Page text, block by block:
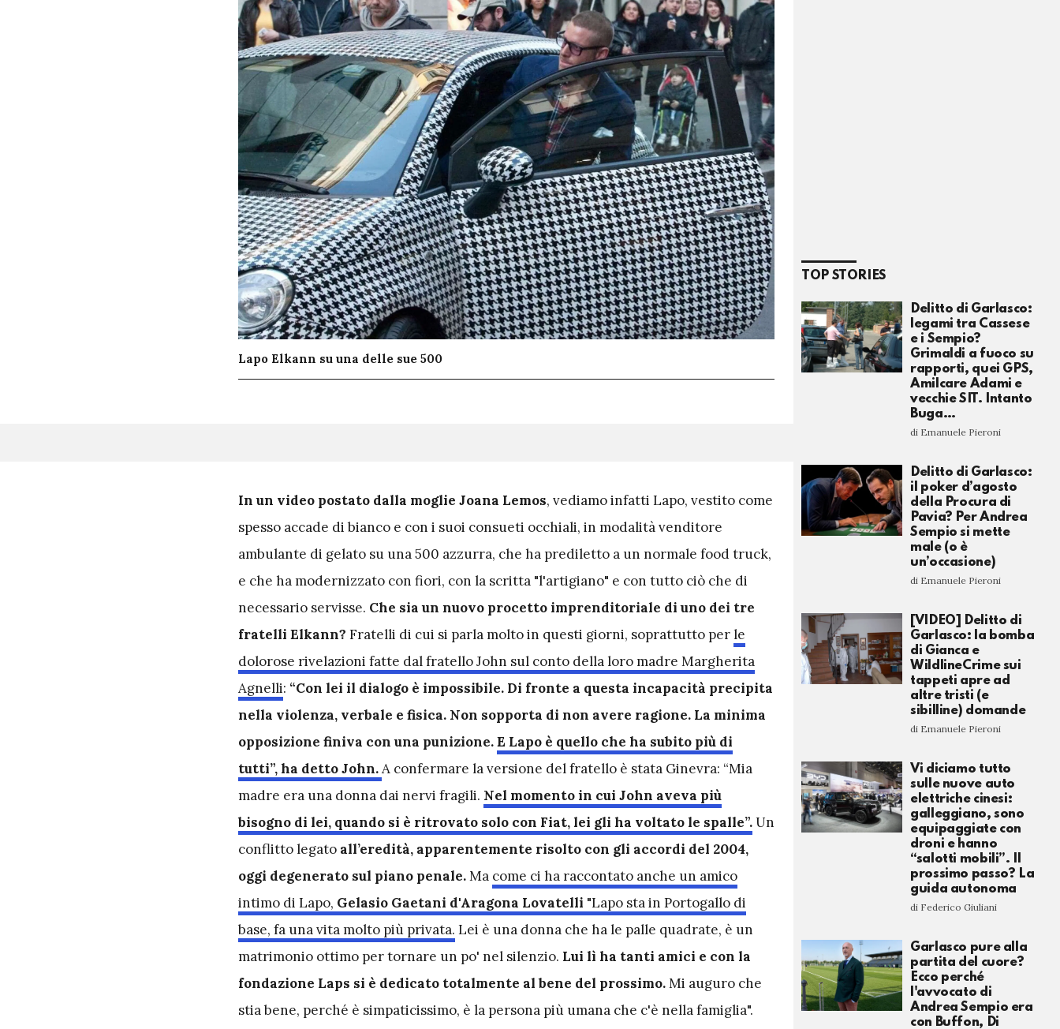
Lapo Elkann su una delle sue 500
In un video postato dalla moglie Joana Lemos, vediamo infatti Lapo, vestito come
spesso accade di bianco e con i suoi consueti occhiali, in modalità venditore
ambulante di gelato su una 500 azzurra, che ha prediletto a un normale food truck,
e che ha modernizzato con fiori, con la scritta "l'artigiano" e con tutto ciò che di
necessario servisse. Che sia un nuovo procetto imprenditoriale di uno dei tre
fratelli Elkann? Fratelli di cui si parla molto in questi giorni, soprattutto perle
dolorose rivelazioni fatte dal fratello John sul conto della loro madre Margherita
Agnelli: “Con lei il dialogo è impossibile. Di fronte a questa incapacità precipita
nella violenza, verbale e fisica. Non sopporta di non avere ragione. La minima
opposizione finiva con una punizione.E Lapo è quello che ha subito più di
tutti”, ha detto John.A confermare la versione del fratello è stata Ginevra: “Mia
madre era una donna dai nervi fragili. Nel momento in cui John aveva più
bisogno di lei, quando si è ritrovato solo con Fiat, lei gli ha voltato le spalle”.Un
conflitto legato all’eredità, apparentemente risolto con gli accordi del 2004,
oggi degenerato sul piano penale.Ma come ci ha raccontato anche un amico
intimo di Lapo, Gelasio Gaetani d'Aragona Lovatelli "Lapo sta in Portogallo di
base, fa una vita molto più privata. Lei è una donna che ha le palle quadrate, è un
matrimonio ottimo per tornare un po' nel silenzio. Lui lì ha tanti amici e con la
fondazione Laps si è dedicato totalmente al bene del prossimo.Mi auguro che
stia bene, perché è simpaticissimo, è la persona più umana che c'è nella famiglia".
TOP STORIES
Delitto di Garlasco:
legami tra Cassese
e i Sempio?
Grimaldi a fuoco su
rapporti, quei GPS,
Amilcare Adami e
vecchie SIT. Intanto
Buga…
di Emanuele Pieroni
Delitto di Garlasco:
il poker d’agosto
della Procura di
Pavia? Per Andrea
Sempio si mette
male (o è
un’occasione)
di Emanuele Pieroni
[VIDEO] Delitto di
Garlasco: la bomba
di Gianca e
WildlineCrime sui
tappeti apre ad
altre tristi (e
sibilline) domande
di Emanuele Pieroni
Vi diciamo tutto
sulle nuove auto
elettriche cinesi:
galleggiano, sono
equipaggiate con
droni e hanno
“salotti mobili”. Il
prossimo passo? La
guida autonoma
di Federico Giuliani
Garlasco pure alla
partita del cuore?
Ecco perché
l'avvocato di
Andrea Sempio era
con Buffon, Di